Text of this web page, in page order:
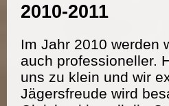
2010-2011
Im Jahr 2010 werden
auch professioneller.
uns zu klein und wir
Jägersfreude wird